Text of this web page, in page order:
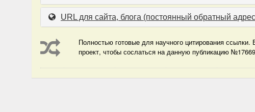
URL для сайта, блога (постоянный обратный
Полностью готовые для научного цитирования
проект, чтобы сослаться на данную публикацию